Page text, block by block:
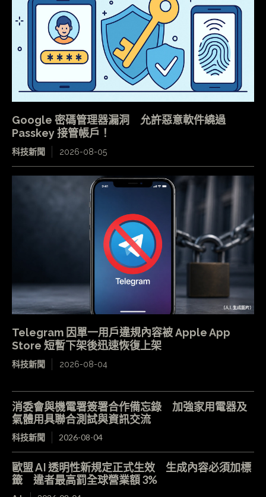
Google 密碼管理器漏洞 允許惡意軟件繞過
Passkey 接管帳戶！
科技新聞 2026-08-05
Telegram 因單一用戶違規內容被 Apple App
Store 短暫下架後迅速恢復上架
科技新聞 2026-08-04
消委會與機電署簽署合作備忘錄 加強家用電器及
氣體用具聯合測試與資訊交流
科技新聞 2026-08-04
歐盟 AI 透明性新規定正式生效 生成內容必須加標
籤 違者最高罰全球營業額 3%